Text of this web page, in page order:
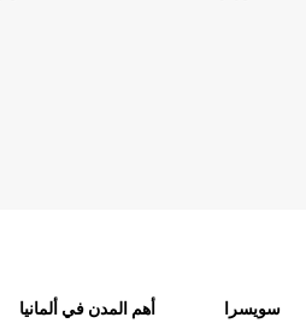
أهم المدن في ألمانيا
سويسرا